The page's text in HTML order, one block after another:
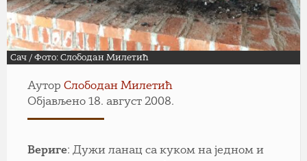
Сач / Фото: Слободан Милетић
Аутор Слободан Милетић
Објављено 18. август 2008.
Вериге: Дужи ланац са куком на једном и